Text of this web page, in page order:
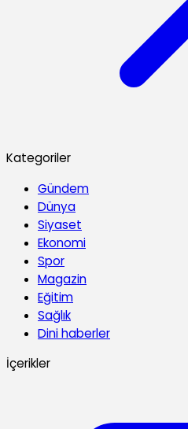
Kategoriler
Gündem
Dünya
Siyaset
Ekonomi
Spor
Magazin
Eğitim
Sağlık
Dini haberler
İçerikler